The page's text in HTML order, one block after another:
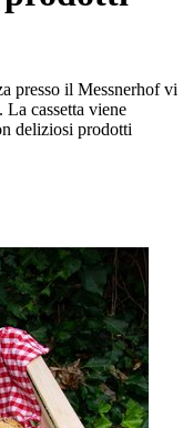
presso il Messnerhof vi
La cassetta viene
deliziosi prodotti